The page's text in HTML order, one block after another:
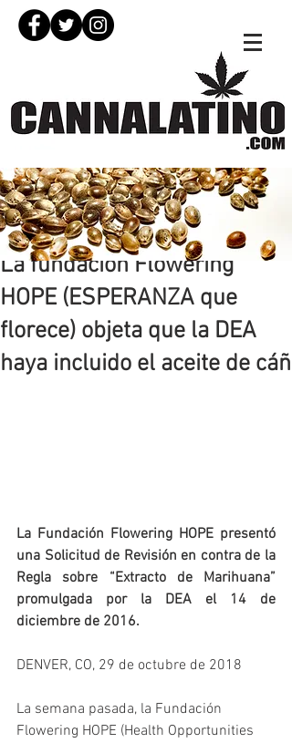
La fundación Flowering
HOPE (ESPERANZA que
florece) objeta que la DEA
haya incluido el aceite de cáñ
30 oct 2018
La Fundación Flowering HOPE presentó
una Solicitud de Revisión en contra de la
Regla sobre “Extracto de Marihuana”
promulgada por la DEA el 14 de
diciembre de 2016.
DENVER, CO, 29 de octubre de 2018
La semana pasada, la Fundación
Flowering HOPE (Health Opportunities